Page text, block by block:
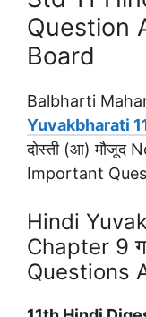
Question
Board
Balbharti
Yuvakbharati
दोस्ती (आ) मौजूद
Important
Hindi
Chapter 9
Questions